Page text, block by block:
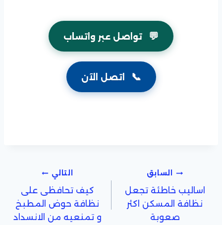
💬 تواصل عبر واتساب
📞 اتصل الآن
تصفّح
المقالات
السابق
اساليب خاطئة تجعل
نظافة المسكن اكثر
صعوبة
التالي
كيف تحافظى على
نظافة حوض المطبخ
و تمنعيه من الانسداد